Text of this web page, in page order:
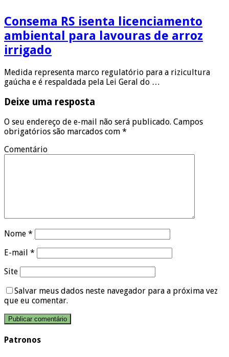
Consema RS isenta licenciamento
ambiental para lavouras de arroz
irrigado
Medida representa marco regulatório para a rizicultura
gaúcha e é respaldada pela Lei Geral do …
Deixe uma resposta
O seu endereço de e-mail não será publicado. Campos
obrigatórios são marcados com *
Comentário
Nome *
E-mail *
Site
Salvar meus dados neste navegador para a próxima vez
que eu comentar.
Patronos